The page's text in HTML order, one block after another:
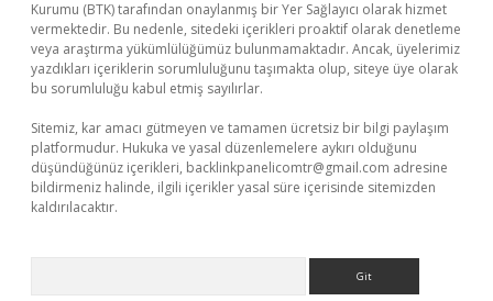
Kurumu (BTK) tarafından onaylanmış bir Yer Sağlayıcı olarak hizmet
vermektedir. Bu nedenle, sitedeki içerikleri proaktif olarak denetleme
veya araştırma yükümlülüğümüz bulunmamaktadır. Ancak, üyelerimiz
yazdıkları içeriklerin sorumluluğunu taşımakta olup, siteye üye olarak
bu sorumluluğu kabul etmiş sayılırlar.
Sitemiz, kar amacı gütmeyen ve tamamen ücretsiz bir bilgi paylaşım
platformudur. Hukuka ve yasal düzenlemelere aykırı olduğunu
düşündüğünüz içerikleri, backlinkpanelicomtr@gmail.com adresine
bildirmeniz halinde, ilgili içerikler yasal süre içerisinde sitemizden
kaldırılacaktır.